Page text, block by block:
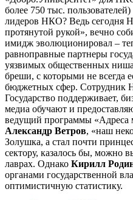
более 750 тыс.
лидеров НКО? Ведь сегодня
протянутой рукой», вечно
имидж эволюционировал –
равноправные партнеры
уязвимых общественных
бреши, с которыми не всегда
бюджетных сфер. Сотрудник
Государство поддерживает,
медиа обучают и
ведущий программы «Адреса
Александр Ветров, «наш
Золушка, а стал почти
сектору, казалось бы, можно
лаврах. Однако Кирилл
органами государственной
оптимистичную статистику.